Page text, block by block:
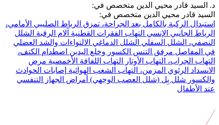
د. السيد قادر محيي الدين متخصص في:
السيد قادر محيي الدين متخصص في:
استبدال الركبة بالكامل بعد الجراحة، تمزق الرباط الصليبي الأمامي،
الرباط الجانبي الإنسي التهاب الفقرات القطنية آلام الرقبة الشلل
النصفي، الشلل السفلي الشلل الدماغي الالتواءات والشد العضلي
في المفاصل مرفق التنس الكسور وخلع اليدين اصطدام الكتف،
التهاب الجراب، التهاب الأوتار
التهاب اللفافة الأخمصية مرض
الانسداد الرئوي المزمن، التهاب الشعب الهوائية إصابات الحوادث
والكسور شلل بِل (شلل العصب الوجهي) أمراض الجهاز التنفسي
عند الأطفال